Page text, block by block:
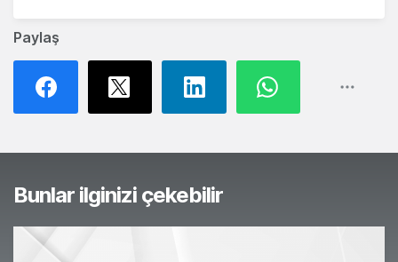
Paylaş
Bunlar ilginizi çekebilir